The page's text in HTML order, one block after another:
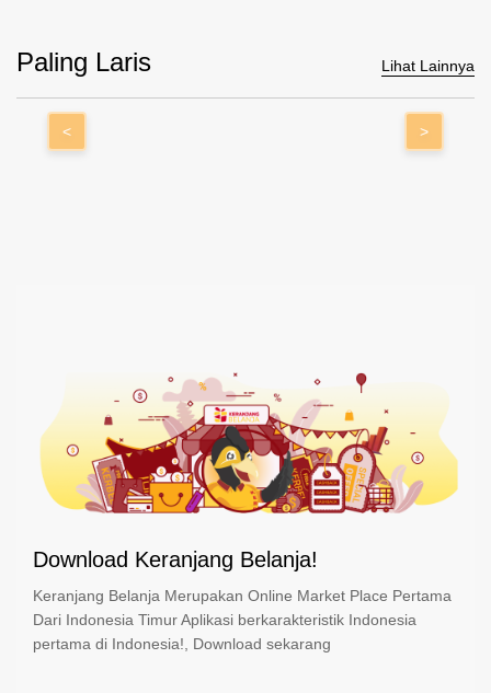
Paling Laris Lihat Lainnya
< >
Download Keranjang Belanja!
Keranjang Belanja Merupakan Online Market Place Pertama
Dari Indonesia Timur Aplikasi berkarakteristik Indonesia
pertama di Indonesia!, Download sekarang